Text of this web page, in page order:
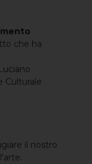
che ha
Culturale
il nostro